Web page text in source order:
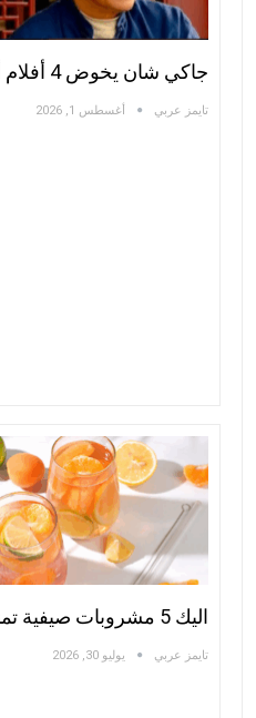
جاكي شان يخوض 4 أفلام أكشن
تايمز عربي أغسطس 1, 2026
اليك 5 مشروبات صيفية تمنحك الانتعاش
تايمز عربي يوليو 30, 2026